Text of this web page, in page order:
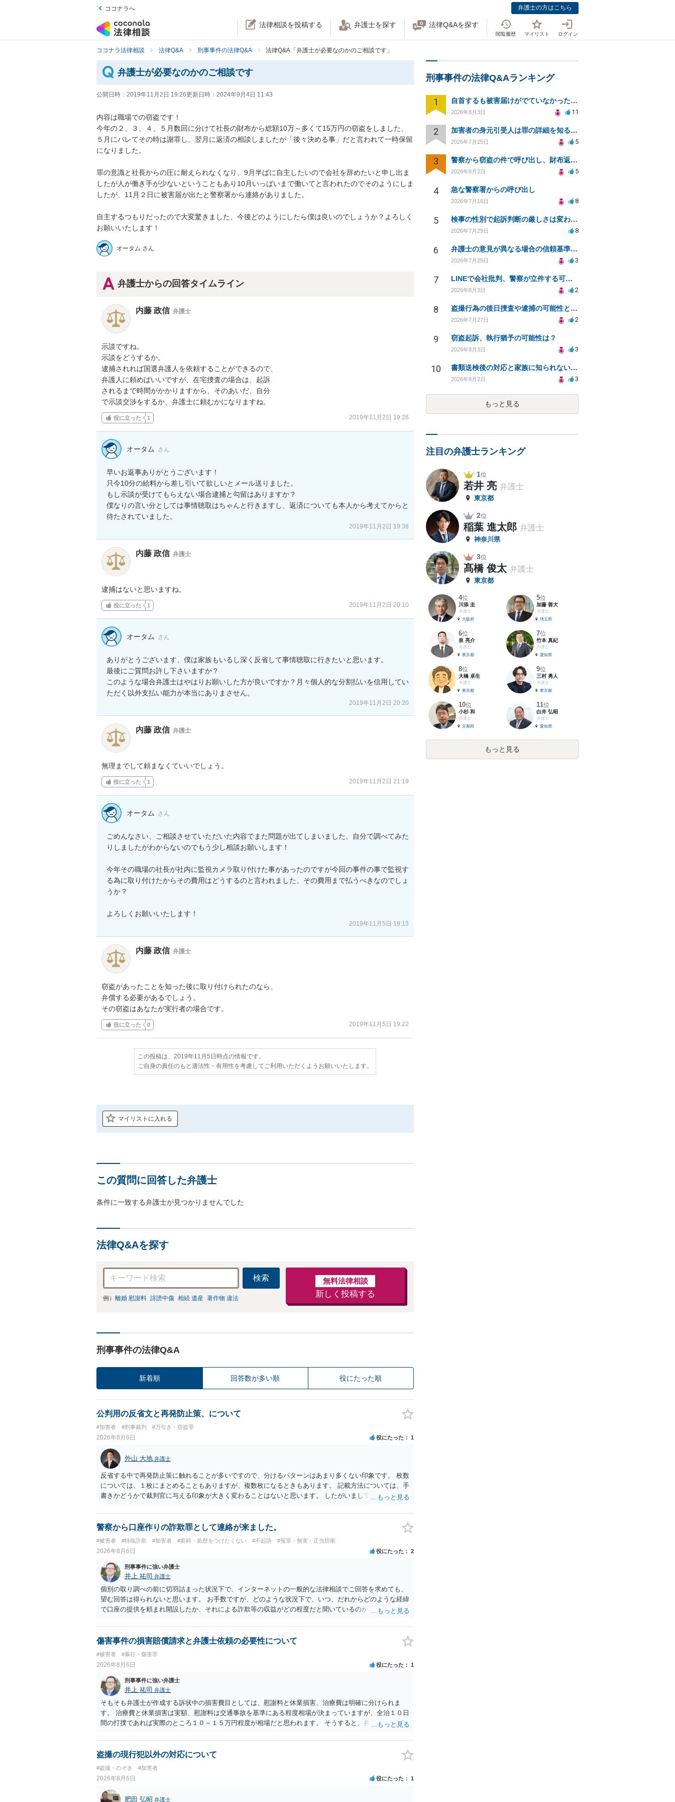
ココナラへ 弁護士の方はこちら
法律相談を投稿する 弁護士を探す 法律Q&Aを探す
閲覧履歴 マイリスト ログイン
ココナラ法律相談 法律Q&A 刑事事件の法律Q&A 法律Q&A「弁護士が必要なのかのご相談です」
弁護士が必要なのかのご相談です
公開日時： 2019年11月2日 19:26更新日時： 2024年9月4日 11:43
内容は職場での窃盗です！
今年の２、３、４、５月数回に分けて社長の財布から総額10万～多くて15万円の窃盗をしました、
５月にバレてその時は謝罪し、翌月に返済の相談しましたが「後々決める事」だと言われて一時保留
になりました。
罪の意識と社長からの圧に耐えられなくなり、9月半ばに自主したいので会社を辞めたいと申し出ま
したが人が働き手が少ないということもあり10月いっぱいまで働いてと言われたのでそのようにしま
したが、11月２日に被害届が出たと警察署から連絡がありました。
自主するつもりだったので大変驚きました、今後どのようにしたら僕は良いのでしょうか？よろしく
お願いいたします！
オータム さん
弁護士からの回答タイムライン
内藤 政信 弁護士
示談ですね。
示談をどうするか。
逮捕されれば国選弁護人を依頼することができるので、
弁護人に頼めばいいですが、在宅捜査の場合は、起訴
されるまで時間がかかりますから、そのあいだ、自分
で示談交渉をするか、弁護士に頼むかになりますね。
役に立った 1 2019年11月2日 19:26
オータム さん
早いお返事ありがとうございます！
只今10分の給料から差し引いて欲しいとメール送りました。
もし示談が受けてもらえない場合逮捕と勾留はありますか？
僕なりの言い分としては事情聴取はちゃんと行きますし、返済についても本人から考えてからと
待たされていました。
2019年11月2日 19:38
内藤 政信 弁護士
逮捕はないと思いますね。
役に立った 1 2019年11月2日 20:10
オータム さん
ありがとうございます、僕は家族もいるし深く反省して事情聴取に行きたいと思います。
最後にご質問お許し下さいますか？
このような場合弁護士はやはりお願いした方が良いですか？月々個人的な分割払いを信用してい
ただく以外支払い能力が本当にありまさせん。
2019年11月2日 20:20
内藤 政信 弁護士
無理までして頼まなくていいでしょう。
役に立った 1 2019年11月2日 21:19
オータム さん
ごめんなさい、ご相談させていただいた内容でまた問題が出てしまいました、自分で調べてみた
りしましたがわからないのでもう少し相談お願いします！
今年その職場の社長が社内に監視カメラ取り付けた事があったのですが今回の事件の事で監視す
る為に取り付けたからその費用はどうするのと言われました、その費用まで払うべきなのでしょ
うか？
よろしくお願いいたします！
2019年11月5日 19:13
内藤 政信 弁護士
窃盗があったことを知った後に取り付けられたのなら、
弁償する必要があるでしょう。
その窃盗はあなたが実行者の場合です。
役に立った 0 2019年11月5日 19:22
この投稿は、2019年11月5日時点の情報です。
ご自身の責任のもと適法性・有用性を考慮してご利用いただくようお願いいたします。
マイリストに入れる
この質問に回答した弁護士
条件に一致する弁護士が見つかりませんでした
法律Q&Aを探す
検索
例） 離婚 慰謝料 誹謗中傷 相続 遺産 著作物 違法
無料法律相談
新しく投稿する
刑事事件の法律Q&A
新着順 回答数が多い順 役にたった順
公判用の反省文と再発防止策、について
#加害者 #刑事裁判 #万引き・窃盗罪
2026年8月6日 役にたった 1
外山 大地 弁護士
反省する中で再発防止策に触れることが多いですので、分けるパターンはあまり多くない印象です。 枚数
については、１枚にまとめることもありますが、複数枚になるときもあります。 記載方法については、手
書きかどうかで裁判官に与える印象が大きく変わることはないと思います。 したがいまして、いずれも良
警察から口座作りの詐欺罪として連絡が来ました。
#被害者 #特殊詐欺 #加害者 #前科・前歴をつけたくない #不起訴 #冤罪・無実・正当防衛
2026年8月6日 役にたった 2
刑事事件に強い弁護士
井上 祐司 弁護士
個別の取り調べの前に切羽詰まった状況下で、インターネットの一般的な法律相談でご回答を求めても、
望む回答は得られないと思います。 お手数ですが、どのような状況下で、いつ、だれからどのような経緯
で口座の提供を頼まれ開設したか、それによる詐欺等の収益がどの程度だと聞いているのかということに
でいえば、任意取り調べの場合、ＩＣレコーダーを持参して取り調べ内容を録音することは必須だと考え
ます。
傷害事件の損害賠償請求と弁護士依頼の必要性について
#被害者 #暴行・傷害罪
2026年8月6日 役にたった 1
刑事事件に強い弁護士
井上 祐司 弁護士
そもそも弁護士が作成する訴状中の損害費目としては、慰謝料と休業損害、治療費は明確に分けられま
す。 治療費と休業損害は実額、慰謝料は交通事故を基準にある程度相場が決まっていますが、全治１０日
間の打撲であれば実際のところ１０～１５万円程度が相場だと思われます。 そうすると、弁護士に依頼し
想します。 本人訴訟で進める場合には、すでに刑事手続が終了している以上、相手方に資力がないことが
多く回収できないケースが多い（そのため、刑事事件の手続き中に、不本意ではあっても加害者の身体拘
しておく必要があります。
盗撮の現行犯以外の対応について
#盗撮・のぞき #加害者
2026年8月6日 役にたった 1
肥田 弘昭 弁護士
刑事事件の法律Q&Aランキング
1 自首するも被害届けがでていなかった場合
2026年8月3日 11
2 加害者の身元引受人は罪の詳細を知ることができるか？
2026年7月25日 5
3 警察から窃盗の件で呼び出し、財布返却で自首すべきか？
2026年8月2日 5
4 急な警察署からの呼び出し
2026年7月16日 8
5 検事の性別で起訴判断の厳しさは変わるのか知りたい
2026年7月29日 8
6 弁護士の意見が異なる場合の信頼基準について教えてください
2026年7月25日 3
7 LINEで会社批判、警察が立件する可能性は？
2026年8月3日 2
8 盗撮行為の後日捜査や逮捕の可能性と初動対応について
2026年7月27日 2
9 窃盗起訴、執行猶予の可能性は？
2026年8月3日 3
10 書類送検後の対応と家族に知られないための手続きについて相談
2026年8月2日 3
もっと見る
注目の弁護士ランキング
1位
若井 亮 弁護士
東京都
2位
稲葉 進太郎 弁護士
神奈川県
3位
髙橋 俊太 弁護士
東京都
4位
川添 圭
弁護士
大阪府
5位
加藤 善大
弁護士
埼玉県
6位
泉 亮介
弁護士
東京都
7位
竹本 真紀
弁護士
愛知県
8位
大橋 卓生
弁護士
東京都
9位
三村 勇人
弁護士
東京都
10位
小杉 和
弁護士
京都府
11位
白井 弘昭
弁護士
愛知県
もっと見る